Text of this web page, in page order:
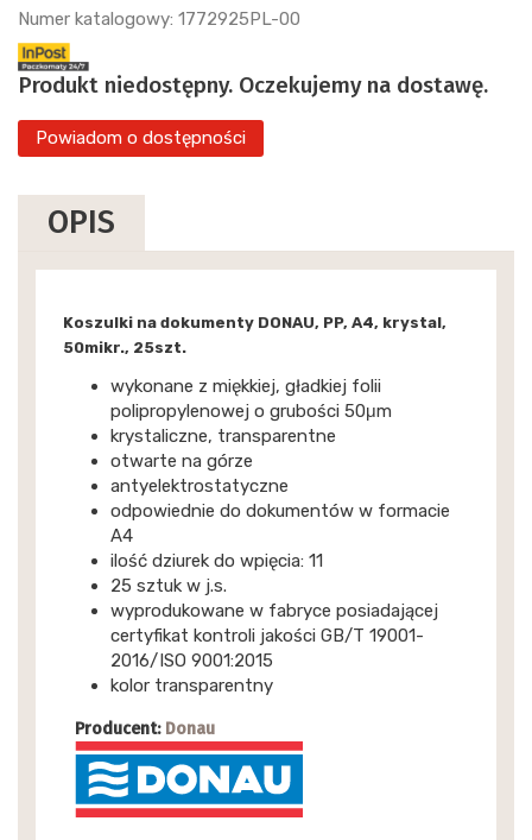
Numer katalogowy: 1772925PL-00
Produkt niedostępny. Oczekujemy na dostawę.
Powiadom o dostępności
OPIS
Koszulki na dokumenty DONAU, PP, A4, krystal,
50mikr., 25szt.
wykonane z miękkiej, gładkiej folii
polipropylenowej o grubości 50μm
krystaliczne, transparentne
otwarte na górze
antyelektrostatyczne
odpowiednie do dokumentów w formacie
A4
ilość dziurek do wpięcia: 11
25 sztuk w j.s.
wyprodukowane w fabryce posiadającej
certyfikat kontroli jakości GB/T 19001-
2016/ISO 9001:2015
kolor transparentny
Producent: Donau